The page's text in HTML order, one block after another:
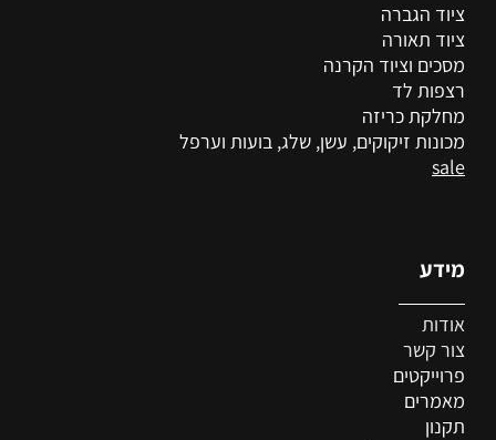
ציוד הגברה
ציוד תאורה
מסכים וציוד הקרנה
רצפות לד
מחלקת כריזה
מכונות זיקוקים, עשן, שלג, בועות וערפל
sale
מידע
אודות
צור קשר
פרוייקטים
מאמרים
תקנון